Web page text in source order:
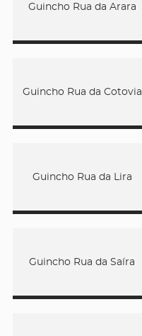
Guincho Rua da Arara
Guincho Rua da Cotovia
Guincho Rua da Lira
Guincho Rua da Saíra